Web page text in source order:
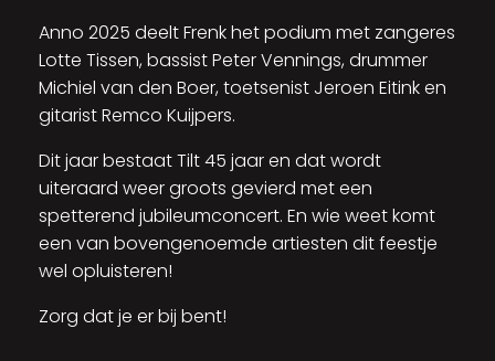
Anno 2025 deelt Frenk het podium met zangeres
Lotte Tissen, bassist Peter Vennings, drummer
Michiel van den Boer, toetsenist Jeroen Eitink en
gitarist Remco Kuijpers.
Dit jaar bestaat Tilt 45 jaar en dat wordt
uiteraard weer groots gevierd met een
spetterend jubileumconcert. En wie weet komt
een van bovengenoemde artiesten dit feestje
wel opluisteren!
Zorg dat je er bij bent!